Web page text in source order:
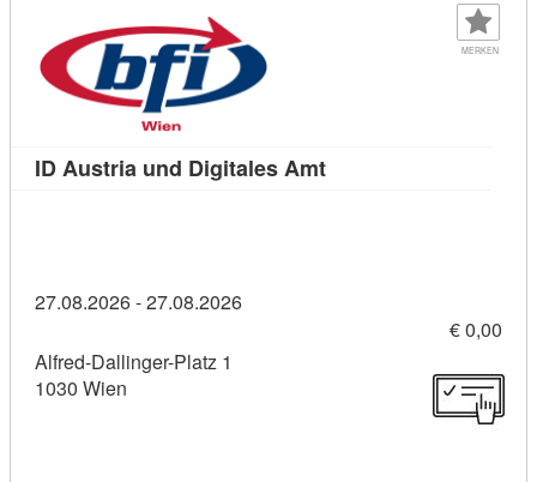
MERKEN
ID Austria und Digitales AmtKursdetail: ID Austria
27.08.2026 - 27.08.2026
€ 0,00
Alfred-Dallinger-Platz 1
1030 Wien